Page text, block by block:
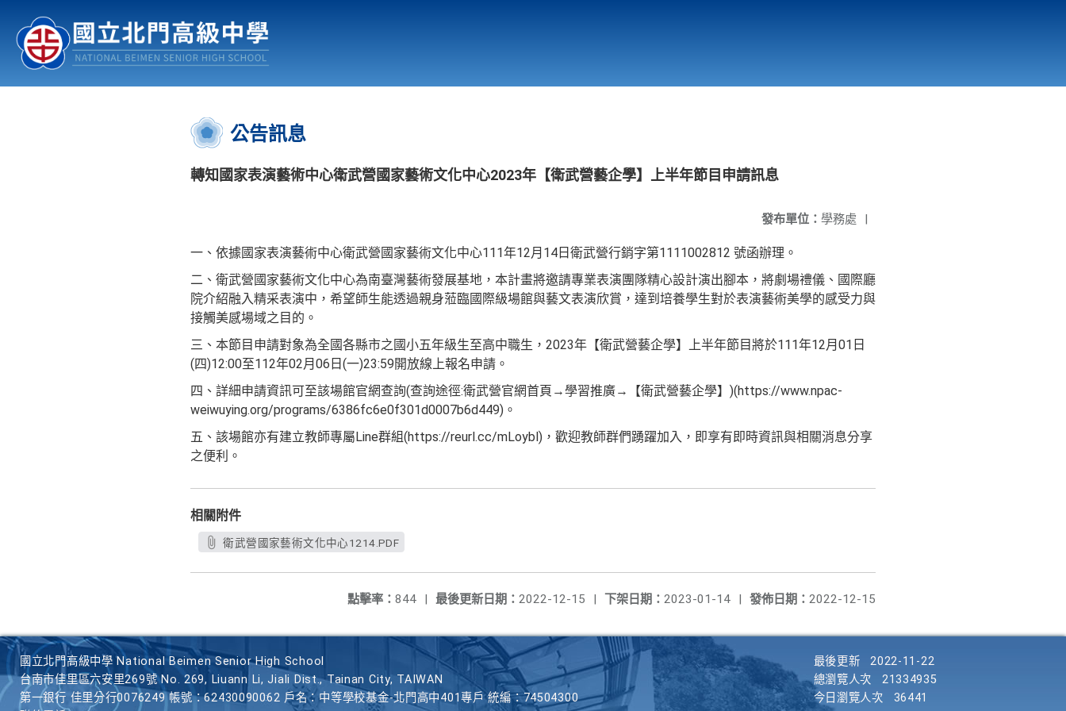
認識北中 行事曆
:::
公告訊息
轉知國家表演藝術中心衛武營國家藝術文化中心2023年【衛武營藝企學】上半年節目申請訊息
發布單位： 學務處 |
一、依據國家表演藝術中心衛武營國家藝術文化中心111年12月14日衛武營行銷字第1111002812 號函辦理。
二、衛武營國家藝術文化中心為南臺灣藝術發展基地，本計畫將邀請專業表演團隊精心設計演出腳本，將劇場禮儀、國際廳
院介紹融入精采表演中，希望師生能透過親身蒞臨國際級場館與藝文表演欣賞，達到培養學生對於表演藝術美學的感受力與
接觸美感場域之目的。
三、本節目申請對象為全國各縣市之國小五年級生至高中職生，2023年【衛武營藝企學】上半年節目將於111年12月01日
(四)12:00至112年02月06日(一)23:59開放線上報名申請。
四、詳細申請資訊可至該場館官網查詢(查詢途徑:衛武營官網首頁→學習推廣→【衛武營藝企學】)(https://www.npac-
weiwuying.org/programs/6386fc6e0f301d0007b6d449)。
五、該場館亦有建立教師專屬Line群組(https://reurl.cc/mLoybl)，歡迎教師群們踴躍加入，即享有即時資訊與相關消息分享
之便利。
相關附件
衛武營國家藝術文化中心1214.PDF
發佈日期： 2022-12-15
下架日期： 2023-01-14 |
最後更新日期： 2022-12-15 |
點擊率： 844 |
國立北門高級中學 National Beimen Senior High School
台南市佳里區六安里269號 No. 269, Liuann Li, Jiali Dist., Tainan City, TAIWAN
第一銀行 佳里分行0076249 帳號：62430090062 戶名：中等學校基金-北門高中401專戶 統編：74504300
最後更新
2022-11-22
總瀏覽人次
21334935
今日瀏覽人次
36441